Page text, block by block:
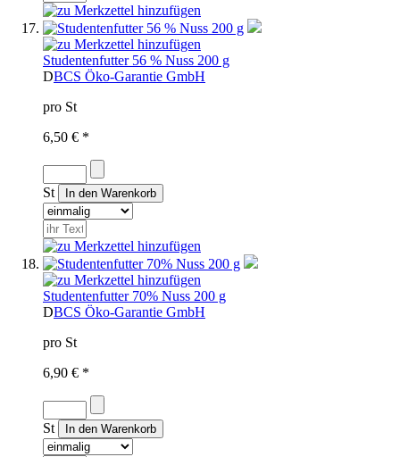
Studentenfutter 56 % Nuss 200 g
DBCS Öko-Garantie GmbH
pro St
6,50 € *
St
Studentenfutter 70% Nuss 200 g
DBCS Öko-Garantie GmbH
pro St
6,90 € *
St